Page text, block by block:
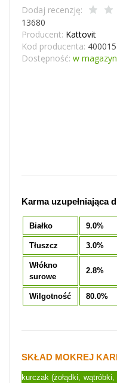
Dodaj recenzję:
13680
Producent: Kattovit
Kod producenta:
Dostępność: w
Karma uzupełniająca
Białko 9.0%
Tłuszcz 3.0%
Włókno
surowe
2.8%
Wilgotność 80.0%
SKŁAD MOKREJ
kurczak (żołądki,